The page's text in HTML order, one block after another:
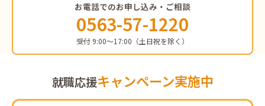
お電話でのお申し込み・ご相談
0563-57-1220
受付 9:00〜17:00（土日祝を除く）
就職応援キャンペーン実施中